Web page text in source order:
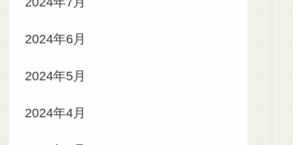
2024年6月
2024年5月
2024年4月